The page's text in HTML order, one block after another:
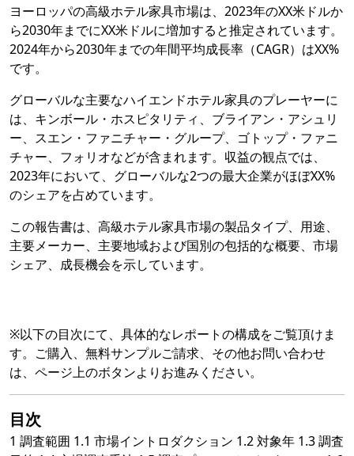
ヨーロッパの高級ホテル家具市場は、2023年のXX米ドルか
ら2030年までにXX米ドルに増加すると推定されています。
2024年から2030年までの年間平均成長率（CAGR）はXX%
です。
グローバルな主要なハイエンドホテル家具のプレーヤーに
は、キンボール・ホスピタリティ、ブライアン・アシュリ
ー、スエン・ファニチャー・グループ、ゴトップ・ファニ
チャー、フォリオなどが含まれます。収益の観点では、
2023年において、グローバルな2つの最大企業がほぼXX%
のシェアを占めています。
この報告書は、高級ホテル家具市場の製品タイプ、用途、
主要メーカー、主要地域および国別の包括的な概要、市場
シェア、成長機会を示しています。
※以下の目次にて、具体的なレポートの構成をご覧頂けま
す。ご購入、無料サンプルご請求、その他お問い合わせ
は、ページ上のボタンよりお進みください。
目次
1 調査範囲 1.1 市場イントロダクション 1.2 対象年 1.3 調査